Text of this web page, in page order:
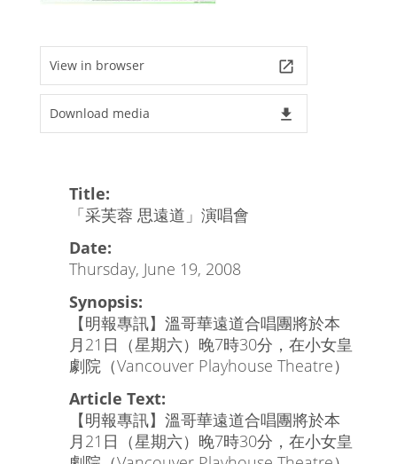
View in browser launch
Download media file_download
Title:
「采芙蓉 思遠道」演唱會
Date:
Thursday, June 19, 2008
Synopsis:
【明報專訊】溫哥華遠道合唱團將於本
月21日（星期六）晚7時30分，在小女皇
劇院（Vancouver Playhouse Theatre）
Article Text:
【明報專訊】溫哥華遠道合唱團將於本
月21日（星期六）晚7時30分，在小女皇